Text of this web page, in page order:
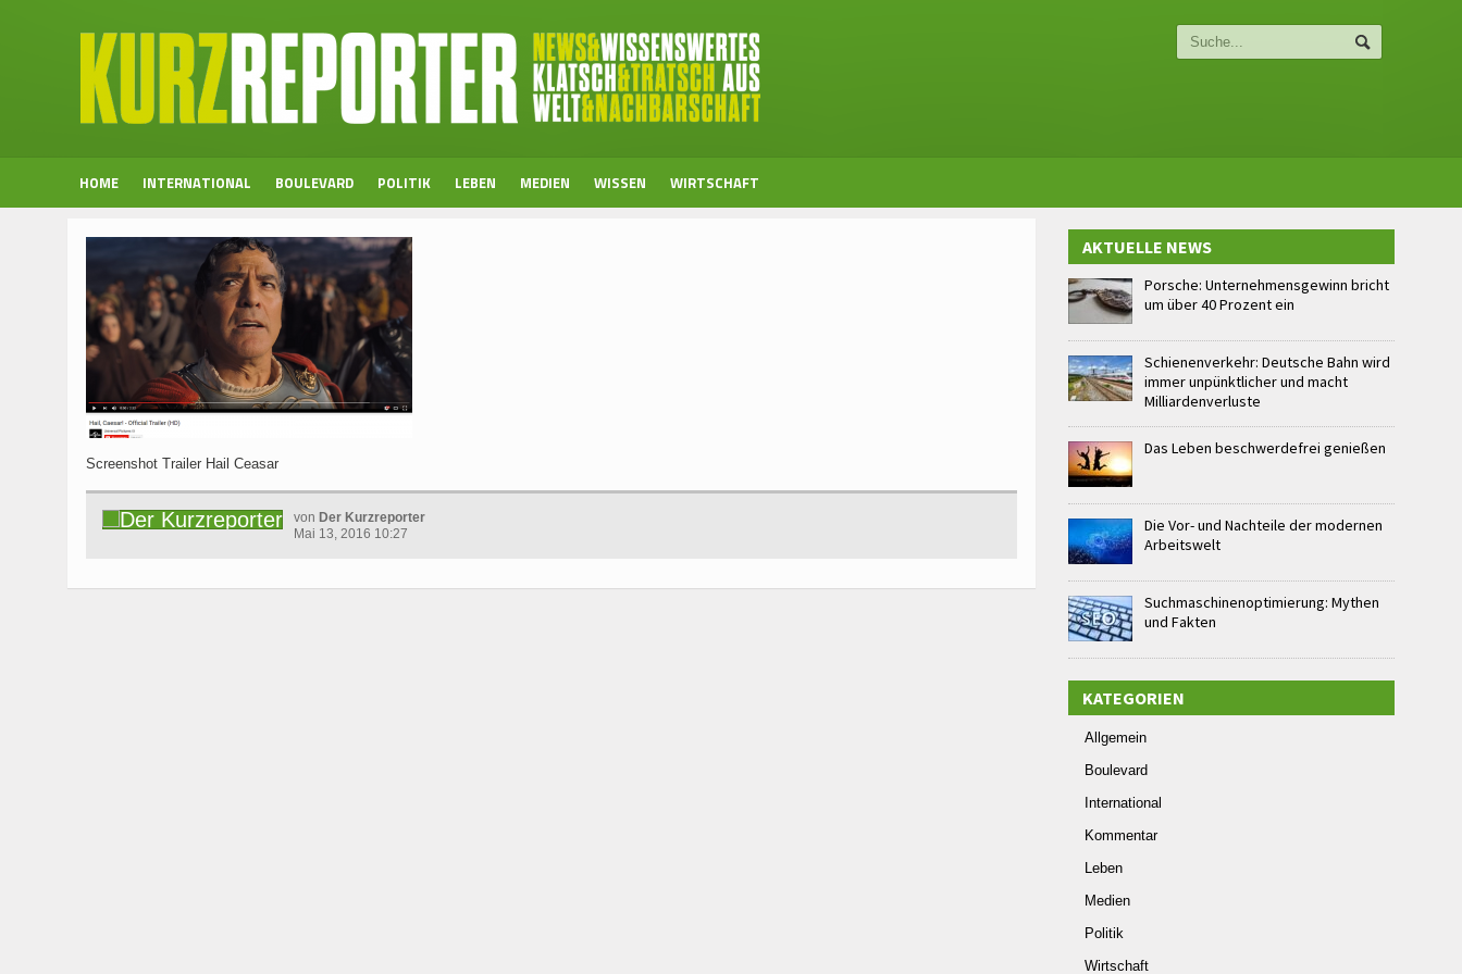
HOME INTERNATIONAL BOULEVARD POLITIK LEBEN MEDIEN WISSEN WIRTSCHAFT
Screenshot Trailer Hail Ceasar
von Der Kurzreporter
Mai 13, 2016 10:27
AKTUELLE NEWS
Porsche: Unternehmensgewinn bricht
um über 40 Prozent ein
Schienenverkehr: Deutsche Bahn wird
immer unpünktlicher und macht
Milliardenverluste
Das Leben beschwerdefrei genießen
Die Vor- und Nachteile der modernen
Arbeitswelt
Suchmaschinenoptimierung: Mythen
und Fakten
KATEGORIEN
Allgemein
Boulevard
International
Kommentar
Leben
Medien
Politik
Wirtschaft